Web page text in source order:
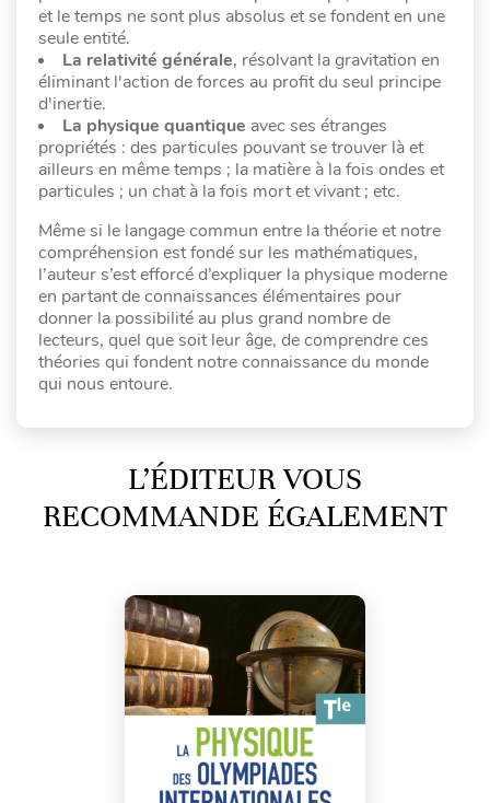
et le temps ne sont plus absolus et se fondent en une
seule entité.
La relativité générale, résolvant la gravitation en
éliminant l'action de forces au profit du seul principe
d'inertie.
La physique quantique avec ses étranges
propriétés : des particules pouvant se trouver là et
ailleurs en même temps ; la matière à la fois ondes et
particules ; un chat à la fois mort et vivant ; etc.
Même si le langage commun entre la théorie et notre
compréhension est fondé sur les mathématiques,
l’auteur s’est efforcé d’expliquer la physique moderne
en partant de connaissances élémentaires pour
donner la possibilité au plus grand nombre de
lecteurs, quel que soit leur âge, de comprendre ces
théories qui fondent notre connaissance du monde
qui nous entoure.
L’ÉDITEUR VOUS
RECOMMANDE ÉGALEMENT